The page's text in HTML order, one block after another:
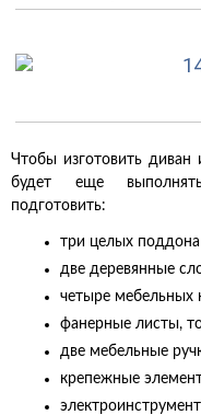
Чтобы изготовить
будет еще
подготовить:
три целых
две деревянные
четыре мебельных
фанерные листы,
две мебельные
крепежные